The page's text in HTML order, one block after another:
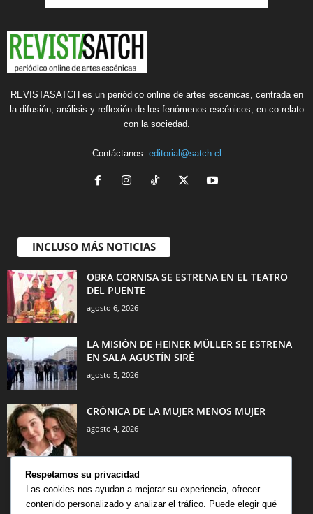
REVISTASATCH es un periódico online de artes escénicas, centrada en
la difusión, análisis y reflexión de los fenómenos escénicos, en co-relato
con la sociedad.
Contáctanos: editorial@satch.cl
INCLUSO MÁS NOTICIAS
OBRA CORNISA SE ESTRENA EN EL TEATRO
DEL PUENTE
agosto 6, 2026
LA MISIÓN DE HEINER MÜLLER SE ESTRENA
EN SALA AGUSTÍN SIRÉ
agosto 5, 2026
CRÓNICA DE LA MUJER MENOS MUJER
agosto 4, 2026
CATEGORÍA POPULAR
Respetamos su privacidad
Las cookies nos ayudan a mejorar su experiencia, ofrecer
contenido personalizado y analizar el tráfico. Puede elegir qué